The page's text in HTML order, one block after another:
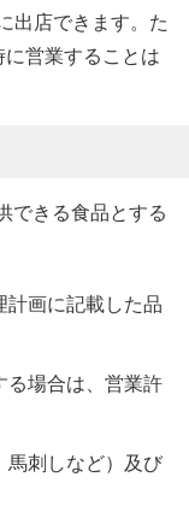
出店できます。た
営業することは
できる食品とする
計画に記載した品
る場合は、営業許
馬刺しなど）及び